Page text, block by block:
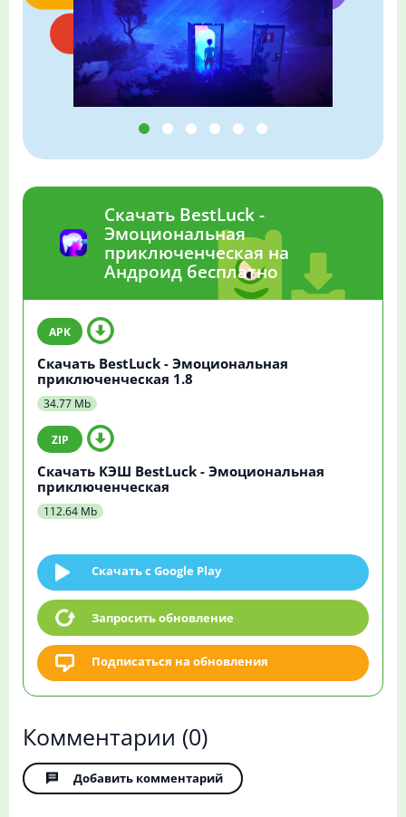
Скачать BestLuck -
Эмоциональная
приключенческая на
Андроид бесплатно
Скачать BestLuck - Эмоциональная
приключенческая 1.8
34.77 Mb
Скачать КЭШ BestLuck - Эмоциональная
приключенческая
112.64 Mb
Скачать c Google Play
Запросить обновление
Подписаться на обновления
Комментарии (0)
Добавить комментарий